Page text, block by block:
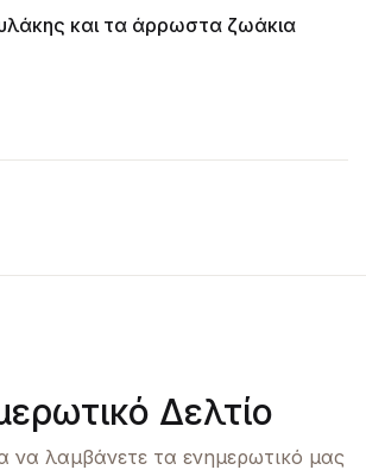
και τα άρρωστα ζωάκια
Δελτίο
να λαμβάνετε τα ενημερωτικό μας